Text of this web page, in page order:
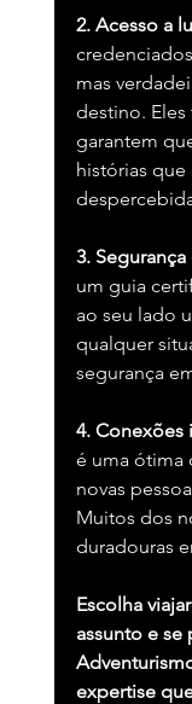
2. Acesso a
mas
destino. Eles
garantem
histórias que
3.
um guia
ao seu lado
qualquer
segurança
4. Conexões
é uma ótima
novas
Muitos dos
duradouras
Escolha
assunto e
expertise